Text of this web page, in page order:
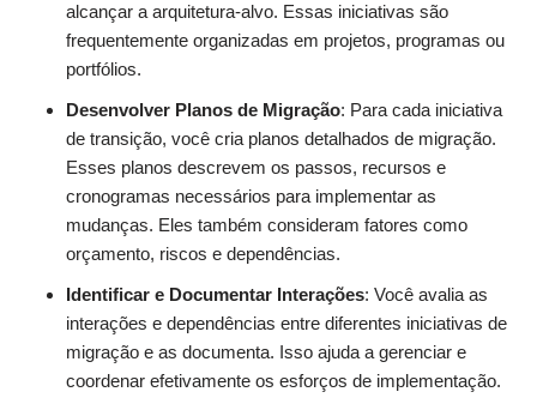
alcançar a arquitetura-alvo. Essas iniciativas são
frequentemente organizadas em projetos, programas ou
portfólios.
Desenvolver Planos de Migração: Para cada iniciativa
de transição, você cria planos detalhados de migração.
Esses planos descrevem os passos, recursos e
cronogramas necessários para implementar as
mudanças. Eles também consideram fatores como
orçamento, riscos e dependências.
Identificar e Documentar Interações: Você avalia as
interações e dependências entre diferentes iniciativas de
migração e as documenta. Isso ajuda a gerenciar e
coordenar efetivamente os esforços de implementação.